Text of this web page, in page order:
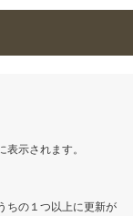
示されます。
ちの１つ以上に更新が